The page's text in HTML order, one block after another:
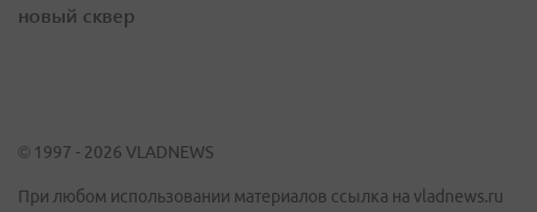
новый сквер
© 1997 - 2026 VLADNEWS
При любом использовании материалов ссылка на vladnews.ru